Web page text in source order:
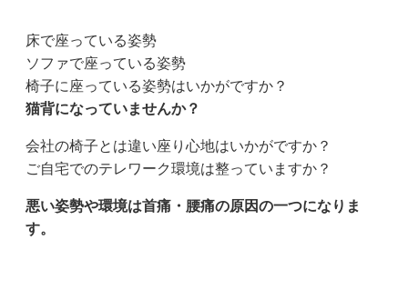
床で座っている姿勢
ソファで座っている姿勢
椅子に座っている姿勢はいかがですか？
猫背になっていませんか？
会社の椅子とは違い座り心地はいかがですか？
ご自宅でのテレワーク環境は整っていますか？
悪い姿勢や環境は首痛・腰痛の原因の一つになりま
す。